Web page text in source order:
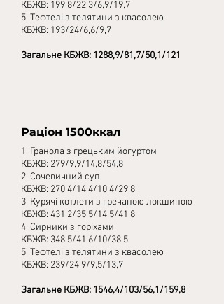
КБЖВ: 199,8/22,3/6,9/19,7
5. Тефтелі з телятини з квасолею
КБЖВ: 193/24/6,6/9,7
Загальне КБЖВ: 1288,9/81,7/50,1/121
Раціон 1500ккал
1. Гранола з грецьким йогуртом
КБЖВ: 279/9,9/14,8/54,8
2. Сочевичний суп
КБЖВ: 270,4/14,4/10,4/29,8
3. Курячі котлети з гречаною локшиною
КБЖВ: 431,2/35,5/14,5/41,8
4. Сирники з горіхами
КБЖВ: 348,5/41,6/10/38,5
5. Тефтелі з телятини з квасолею
КБЖВ: 239/24,9/9,5/13,7
Загальне КБЖВ: 1546,4/103/56,1/159,8